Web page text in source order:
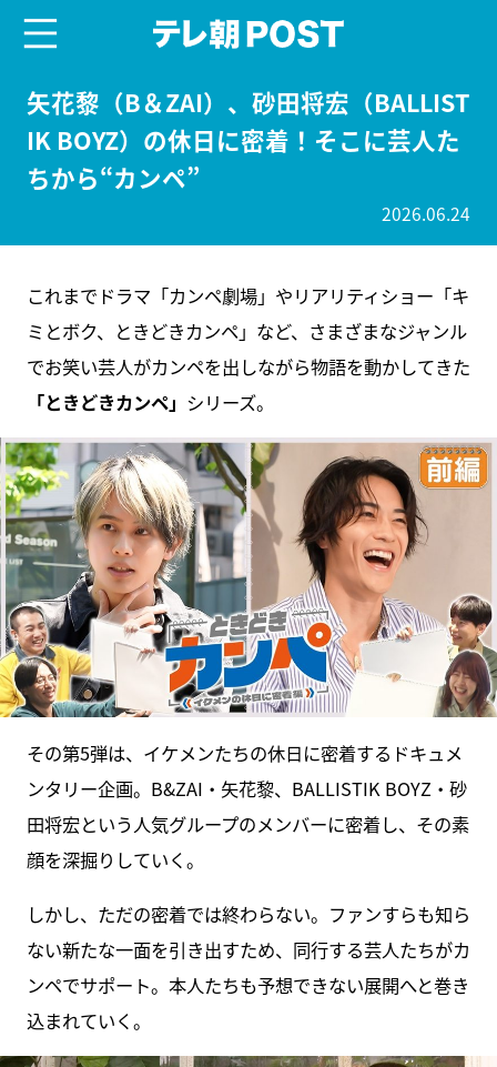
矢花黎（B＆ZAI）、砂田将宏（BALLIST
IK BOYZ）の休日に密着！そこに芸人た
ちから“カンペ”
2026.06.24
これまでドラマ「カンペ劇場」やリアリティショー「キ
ミとボク、ときどきカンペ」など、さまざまなジャンル
でお笑い芸人がカンペを出しながら物語を動かしてきた
「ときどきカンペ」 シリーズ。
その第5弾は、イケメンたちの休日に密着するドキュメ
ンタリー企画。B&ZAI・矢花黎、BALLISTIK BOYZ・砂
田将宏という人気グループのメンバーに密着し、その素
顔を深掘りしていく。
しかし、ただの密着では終わらない。ファンすらも知ら
ない新たな一面を引き出すため、同行する芸人たちがカ
ンペでサポート。本人たちも予想できない展開へと巻き
込まれていく。